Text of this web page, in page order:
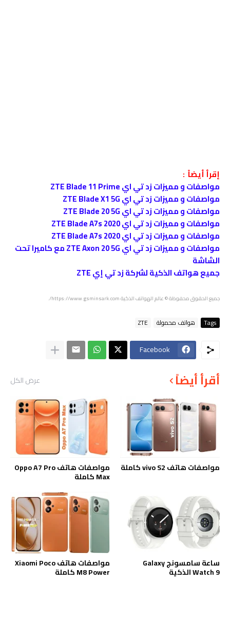
إقرأ أيضاً :
مواصفات و مميزات زد تي اي ZTE Blade 11 Prime
مواصفات و مميزات زد تي اي ZTE Blade X1 5G
مواصفات و مميزات زد تي اي ZTE Blade 20 5G
مواصفات و مميزات زد تي اي ZTE Blade A7s 2020
مواصفات و مميزات زد تي اي ZTE Blade A7s 2020
مواصفات و مميزات زد تي اي ZTE Axon 20 5G مع كاميرا تحت
الشاشة
جميع هواتف الذكية لشركة زد تي إي ZTE
جميع الحقوق محفوظة © عالم الهواتف الذكية https://www.gsminsark.com/.
Tags هواتف محمولة ZTE
Facebook
أقرأ أيضاً عرض الكل
مواصفات هاتف vivo S2 كاملة مواصفات هاتف Oppo A7 Pro
Max كاملة
ساعة سامسونج Galaxy
Watch 9 الذكية
مواصفات هاتف Xiaomi Poco
M8 Power كاملة